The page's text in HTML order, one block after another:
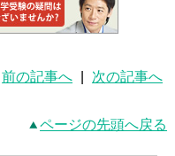
前の記事へ 次の記事へ
ページの先頭へ戻る